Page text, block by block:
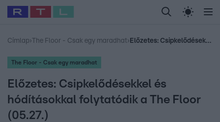
Legfrissebb RTL Híradó Randi Celeb vagyok,
Babits Marcella Most Wanted Gallusz
Címlap› The Floor - Csak egy maradhat› Előzetes: Csipkelődésekkel és hódításokkal folytatódik a The Floor (05.27.)
The Floor - Csak egy maradhat
Előzetes: Csipkelődésekkel és
hódításokkal folytatódik a The Floor
(05.27.)